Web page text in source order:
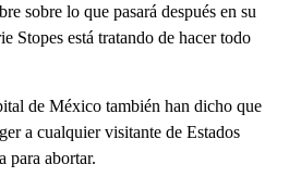
sobre lo que pasará después en su
Stopes está tratando de hacer todo
de México también han dicho que
a cualquier visitante de Estados
para abortar.